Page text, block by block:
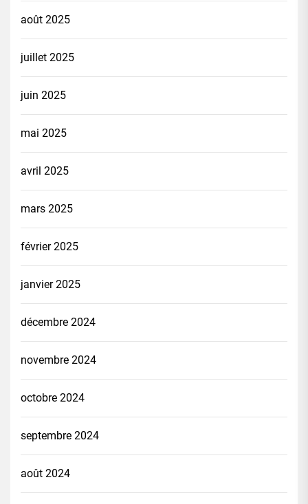
août 2025
juillet 2025
juin 2025
mai 2025
avril 2025
mars 2025
février 2025
janvier 2025
décembre 2024
novembre 2024
octobre 2024
septembre 2024
août 2024